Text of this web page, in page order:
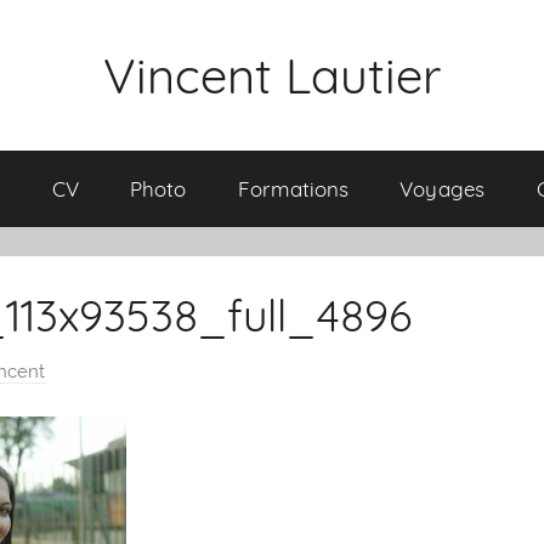
Vincent Lautier
CV Photo Formations Voyages